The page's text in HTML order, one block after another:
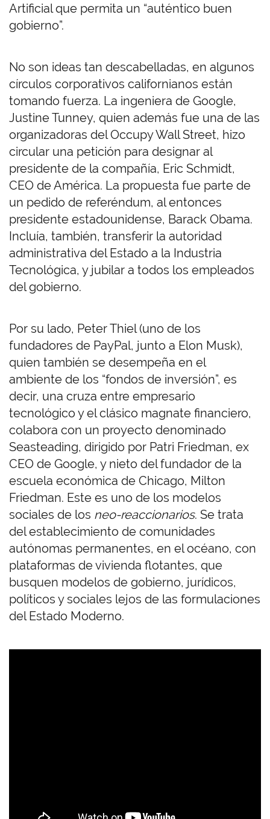
Artificial que permita un “auténtico buen
gobierno”.
No son ideas tan descabelladas, en algunos
círculos corporativos californianos están
tomando fuerza. La ingeniera de Google,
Justine Tunney, quien además fue una de las
organizadoras del Occupy Wall Street, hizo
circular una petición para designar al
presidente de la compañía, Eric Schmidt,
CEO de América. La propuesta fue parte de
un pedido de referéndum, al entonces
presidente estadounidense, Barack Obama.
Incluía, también, transferir la autoridad
administrativa del Estado a la Industria
Tecnológica, y jubilar a todos los empleados
del gobierno.
Por su lado, Peter Thiel (uno de los
fundadores de PayPal, junto a Elon Musk),
quien también se desempeña en el
ambiente de los “fondos de inversión”, es
decir, una cruza entre empresario
tecnológico y el clásico magnate financiero,
colabora con un proyecto denominado
Seasteading, dirigido por Patri Friedman, ex
CEO de Google, y nieto del fundador de la
escuela económica de Chicago, Milton
Friedman. Este es uno de los modelos
sociales de los neo-reaccionarios. Se trata
del establecimiento de comunidades
autónomas permanentes, en el océano, con
plataformas de vivienda flotantes, que
busquen modelos de gobierno, jurídicos,
políticos y sociales lejos de las formulaciones
del Estado Moderno.